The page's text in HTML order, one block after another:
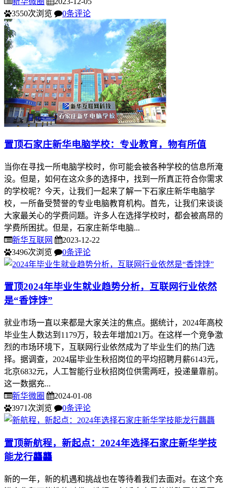
3550次浏览
0条评论
置顶石家庄新华电脑学校：专业教育，物有所值
当你在寻找一所电脑学校时，你可能会被各种学校的信息所淹
没。但是，如何在这众多的选择中，找到一所真正符合你需求
的学校呢？今天，让我们一起来了解一下石家庄新华电脑学
校，一所备受赞誉的专业电脑教育机构。首先，让我们来谈谈
大家最关心的学费问题。许多人在选择学校时，都会被高昂的
学费所困扰。但是，石家庄新华电脑...
新华互联网
2023-12-22
3496次浏览
0条评论
置顶2024年毕业生就业趋势分析，互联网行业依然
是“香饽饽”
就业市场一直以来都是大家关注的焦点。据统计，2024年高校
毕业生人数达到1179万，较去年增加21万。在这样一个竞争激
烈的市场环境下，互联网行业依然成为了毕业生们的热门选
择。据调查，2024届毕业生秋招岗位的平均招聘月薪6143元，
北京6832元，人工智能行业秋招岗位供需两旺，投递量靠前。
这一数据充...
新华微圈
2024-01-08
3971次浏览
0条评论
置顶新航程，新起点：2024年选择石家庄新华学技
能龙行龘龘
新的一年，新的机遇和挑战也在等待着我们去面对。在这个充